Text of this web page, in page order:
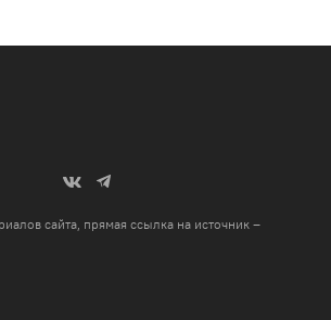
сайта, прямая ссылка на источник –